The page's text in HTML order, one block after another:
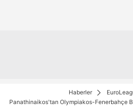
Haberler
Panathinaikos'tan Olympiakos-Fenerbahçe